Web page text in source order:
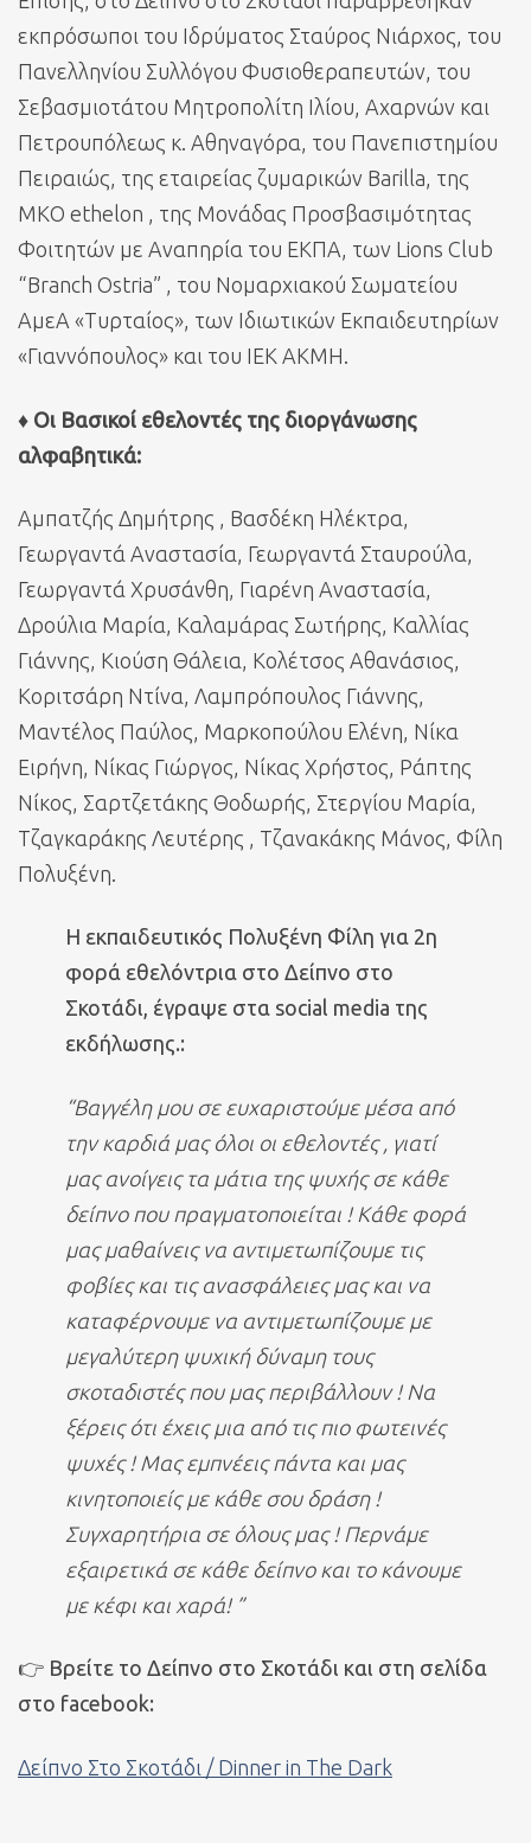
εκπρόσωποι του Ιδρύματος Σταύρος Νιάρχος, του
Πανελληνίου Συλλόγου Φυσιοθεραπευτών, του
Σεβασμιοτάτου Μητροπολίτη Ιλίου, Αχαρνών και
Πετρουπόλεως κ. Αθηναγόρα, του Πανεπιστημίου
Πειραιώς, της εταιρείας ζυμαρικών Barilla, της
ΜΚΟ ethelon , της Μονάδας Προσβασιμότητας
Φοιτητών με Αναπηρία του ΕΚΠΑ, των Lions Club
“Branch Ostria” , του Νομαρχιακού Σωματείου
ΑμεΑ «Τυρταίος», των Ιδιωτικών Εκπαιδευτηρίων
«Γιαννόπουλος» και του ΙΕΚ ΑΚΜΗ.
♦ Οι Βασικοί εθελοντές της διοργάνωσης
αλφαβητικά:
Αμπατζής Δημήτρης , Βασδέκη Ηλέκτρα,
Γεωργαντά Αναστασία, Γεωργαντά Σταυρούλα,
Γεωργαντά Χρυσάνθη, Γιαρένη Αναστασία,
Δρούλια Μαρία, Καλαμάρας Σωτήρης, Καλλίας
Γιάννης, Κιούση Θάλεια, Κολέτσος Αθανάσιος,
Κοριτσάρη Ντίνα, Λαμπρόπουλος Γιάννης,
Μαντέλος Παύλος, Μαρκοπούλου Ελένη, Νίκα
Ειρήνη, Νίκας Γιώργος, Νίκας Χρήστος, Ράπτης
Νίκος, Σαρτζετάκης Θοδωρής, Στεργίου Μαρία,
Τζαγκαράκης Λευτέρης , Τζανακάκης Μάνος, Φίλη
Πολυξένη.
Η εκπαιδευτικός Πολυξένη Φίλη για 2η
φορά εθελόντρια στο Δείπνο στο
Σκοτάδι, έγραψε στα social media της
εκδήλωσης.:
“Βαγγέλη μου σε ευχαριστούμε μέσα από
την καρδιά μας όλοι οι εθελοντές , γιατί
μας ανοίγεις τα μάτια της ψυχής σε κάθε
δείπνο που πραγματοποιείται ! Κάθε φορά
μας μαθαίνεις να αντιμετωπίζουμε τις
φοβίες και τις ανασφάλειες μας και να
καταφέρνουμε να αντιμετωπίζουμε με
μεγαλύτερη ψυχική δύναμη τους
σκοταδιστές που μας περιβάλλουν ! Να
ξέρεις ότι έχεις μια από τις πιο φωτεινές
ψυχές ! Μας εμπνέεις πάντα και μας
κινητοποιείς με κάθε σου δράση !
Συγχαρητήρια σε όλους μας ! Περνάμε
εξαιρετικά σε κάθε δείπνο και το κάνουμε
με κέφι και χαρά! ”
👉 Βρείτε το Δείπνο στο Σκοτάδι και στη σελίδα
στο facebook:
Δείπνο Στο Σκοτάδι / Dinner in The Dark